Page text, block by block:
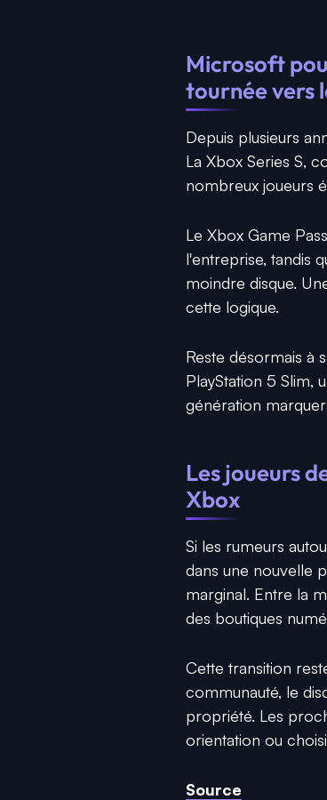
Microsoft
tournée vers
Depuis plusieurs
La Xbox Series S,
nombreux joueurs
Le Xbox Game
l'entreprise, tandis
moindre disque.
cette logique.
Reste désormais à
PlayStation 5 Slim,
génération
Les joueurs
Xbox
Si les rumeurs
dans une nouvelle
marginal. Entre la
des boutiques
Cette transition
communauté, le
propriété. Les
orientation ou
Source